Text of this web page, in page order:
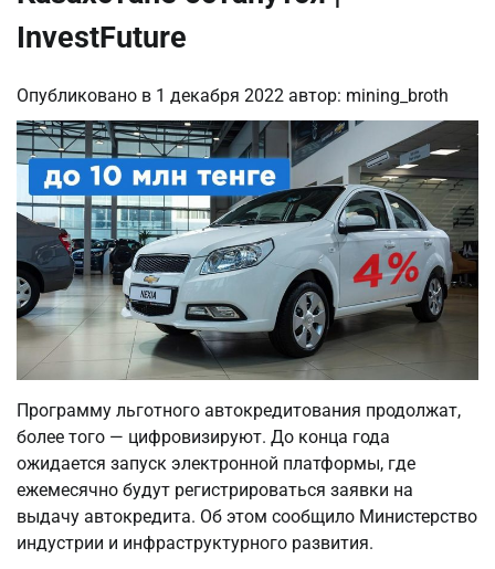
InvestFuture
Опубликовано в 1 декабря 2022 автор: mining_broth
Программу льготного автокредитования продолжат,
более того — цифровизируют. До конца года
ожидается запуск электронной платформы, где
ежемесячно будут регистрироваться заявки на
выдачу автокредита. Об этом сообщило Министерство
индустрии и инфраструктурного развития.